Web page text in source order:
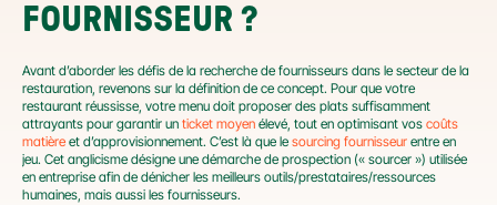
FOURNISSEUR ?
Avant d’aborder les défis de la recherche de fournisseurs dans le secteur de la
restauration, revenons sur la définition de ce concept. Pour que votre
restaurant réussisse, votre menu doit proposer des plats suffisamment
attrayants pour garantir un ticket moyen élevé, tout en optimisant vos coûts
matière et d’approvisionnement. C’est là que le sourcing fournisseur entre en
jeu. Cet anglicisme désigne une démarche de prospection (« sourcer ») utilisée
en entreprise afin de dénicher les meilleurs outils/prestataires/ressources
humaines, mais aussi les fournisseurs.